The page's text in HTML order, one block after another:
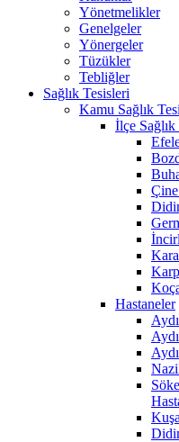
Yönetmelikler
Genelgeler
Yönergeler
Tüzükler
Tebliğler
Sağlık Tesisleri
Kamu Sağlık
İlçe
Hastaneler